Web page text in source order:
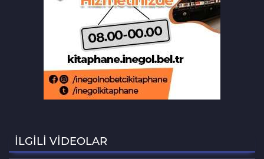
‘Hayat 112 Acil’ mobil uygulaması
kamu spotu yayında
Bursa ekonomisinde tarihi dönüşüm
hamlesi resmen başladı
savaş alanına çevirdi
İLGİLİ VİDEOLAR